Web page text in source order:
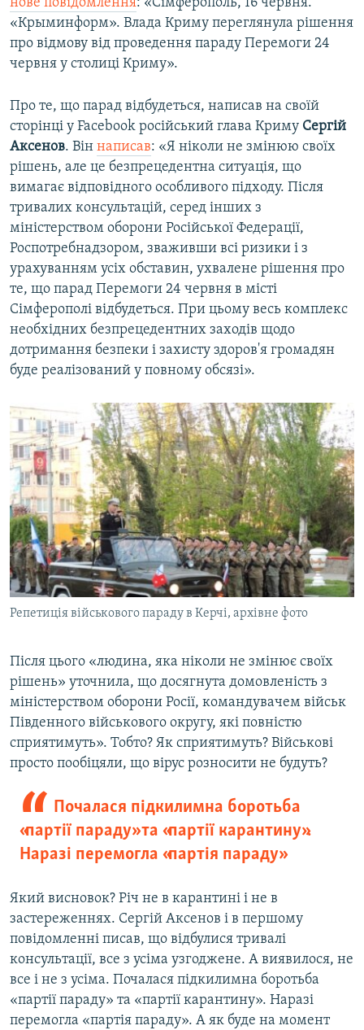
«Крыминформ». Влада Криму переглянула рішення
про відмову від проведення параду Перемоги 24
червня у столиці Криму».
Про те, що парад відбудеться, написав на своїй
сторінці у Facebook російський глава Криму Сергій
Аксенов. Він написав: «Я ніколи не змінюю своїх
рішень, але це безпрецедентна ситуація, що
вимагає відповідного особливого підходу. Після
тривалих консультацій, серед інших з
міністерством оборони Російської Федерації,
Роспотребнадзором, зваживши всі ризики і з
урахуванням усіх обставин, ухвалене рішення про
те, що парад Перемоги 24 червня в місті
Сімферополі відбудеться. При цьому весь комплекс
необхідних безпрецедентних заходів щодо
дотримання безпеки і захисту здоров'я громадян
буде реалізований у повному обсязі».
Репетиція військового параду в Керчі, архівне фото
Після цього «людина, яка ніколи не змінює своїх
рішень» уточнила, що досягнута домовленість з
міністерством оборони Росії, командувачем військ
Південного військового округу, які повністю
сприятимуть». Тобто? Як сприятимуть? Військові
просто пообіцяли, що вірус розносити не будуть?
Почалася підкилимна боротьба
«партії параду» та «партії карантину».
Наразі перемогла «партія параду»
Який висновок? Річ не в карантині і не в
застереженнях. Сергій Аксенов і в першому
повідомленні писав, що відбулися тривалі
консультації, все з усіма узгоджене. А виявилося, не
все і не з усіма. Почалася підкилимна боротьба
«партії параду» та «партії карантину». Наразі
перемогла «партія параду». А як буде на момент